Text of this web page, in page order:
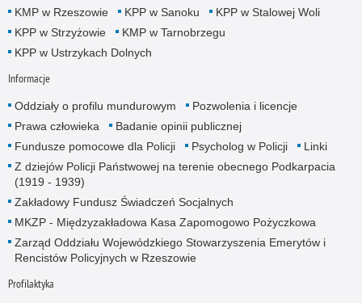
KMP w Rzeszowie
KPP w Sanoku
KPP w Stalowej Woli
KPP w Strzyżowie
KMP w Tarnobrzegu
KPP w Ustrzykach Dolnych
Informacje
Oddziały o profilu mundurowym
Pozwolenia i licencje
Prawa człowieka
Badanie opinii publicznej
Fundusze pomocowe dla Policji
Psycholog w Policji
Linki
Z dziejów Policji Państwowej na terenie obecnego Podkarpacia
(1919 - 1939)
Zakładowy Fundusz Świadczeń Socjalnych
MKZP - Międzyzakładowa Kasa Zapomogowo Pożyczkowa
Zarząd Oddziału Wojewódzkiego Stowarzyszenia Emerytów i
Rencistów Policyjnych w Rzeszowie
Profilaktyka